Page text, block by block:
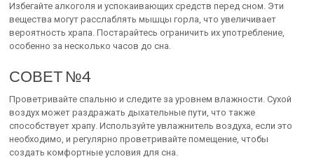
Избегайте алкоголя и успокаивающих средств перед сном. Эти
вещества могут расслаблять мышцы горла, что увеличивает
вероятность храпа. Постарайтесь ограничить их употребление,
особенно за несколько часов до сна.
СОВЕТ №4
Проветривайте спальню и следите за уровнем влажности. Сухой
воздух может раздражать дыхательные пути, что также
способствует храпу. Используйте увлажнитель воздуха, если это
необходимо, и регулярно проветривайте помещение, чтобы
создать комфортные условия для сна.